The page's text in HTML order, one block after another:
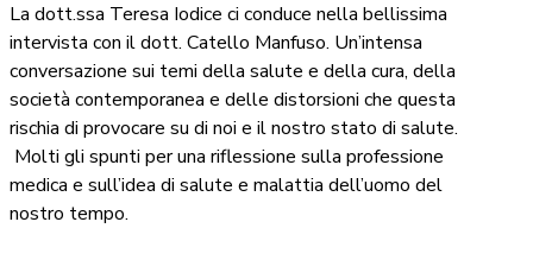
La dott.ssa Teresa Iodice ci conduce nella bellissima
intervista con il dott. Catello Manfuso. Un’intensa
conversazione sui temi della salute e della cura, della
società contemporanea e delle distorsioni che questa
rischia di provocare su di noi e il nostro stato di salute.
Molti gli spunti per una riflessione sulla professione
medica e sull’idea di salute e malattia dell’uomo del
nostro tempo.